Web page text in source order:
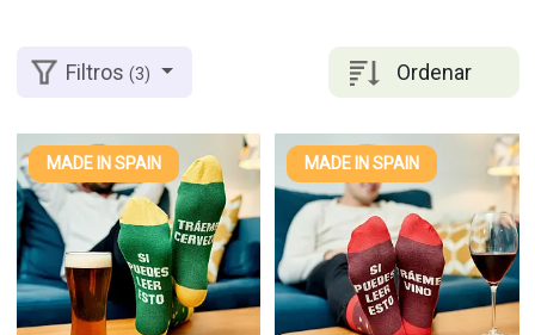
Ordenar
Filtros(3)
MADE IN SPAIN MADE IN SPAIN